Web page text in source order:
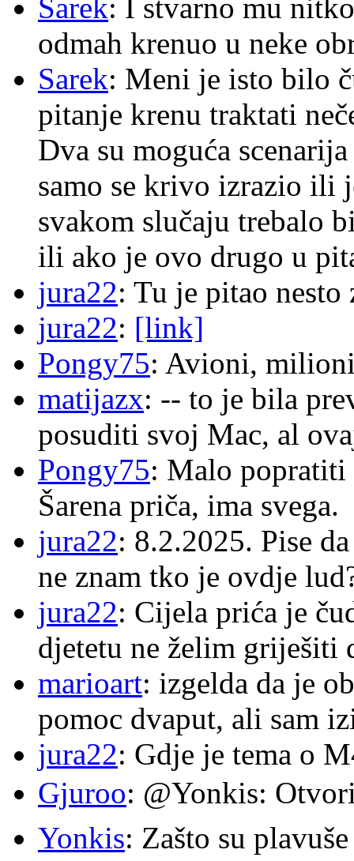
Sarek: I stvarno mu
odmah krenuo u neke
Sarek: Meni je isto bilo
pitanje krenu traktati
Dva su moguća
samo se krivo izrazio ili
svakom slučaju trebalo
ili ako je ovo drugo u
jura22: Tu je pitao
jura22: [link]
Pongy75: Avioni,
matijazx: -- to je bila
posuditi svoj Mac, al
Pongy75: Malo popratiti
Šarena priča, ima svega.
jura22: 8.2.2025. Pise
ne znam tko je ovdje
jura22: Cijela prića je
djetetu ne želim griješiti
marioart: izgelda da je
pomoc dvaput, ali sam
jura22: Gdje je tema o
Gjuroo: @Yonkis:
Yonkis: Zašto su